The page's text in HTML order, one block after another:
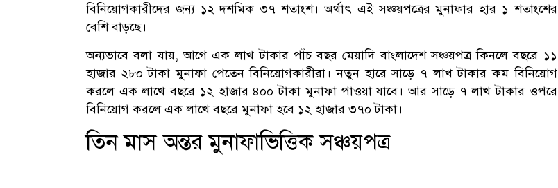
বিনিয়োগকারীদের জন্য ১২ দশমিক ৩৭ শতাংশ। অর্থাৎ এই সঞ্চয়পত্রের মুনাফার হার ১ শতাংশের
বেশি বাড়ছে।
অন্যভাবে বলা যায়, আগে এক লাখ টাকার পাঁচ বছর মেয়াদি বাংলাদেশ সঞ্চয়পত্র কিনলে বছরে ১১
হাজার ২৮০ টাকা মুনাফা পেতেন বিনিয়োগকারীরা। নতুন হারে সাড়ে ৭ লাখ টাকার কম বিনিয়োগ
করলে এক লাখে বছরে ১২ হাজার ৪০০ টাকা মুনাফা পাওয়া যাবে। আর সাড়ে ৭ লাখ টাকার ওপরে
বিনিয়োগ করলে এক লাখে বছরে মুনাফা হবে ১২ হাজার ৩৭০ টাকা।
তিন মাস অন্তর মুনাফাভিত্তিক সঞ্চয়পত্র